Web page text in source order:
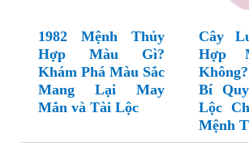
1982 Mệnh Thủy
Hợp Màu Gì?
Khám Phá Màu Sắc
Mang Lại May
Mắn và Tài Lộc
Cây
Hợp
Bí
Lộc
Mệnh